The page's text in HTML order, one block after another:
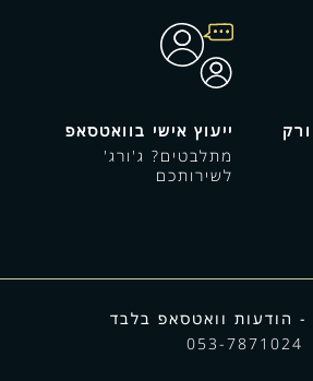
ייעוץ אישי בוואטסאפ
מתלבטים? ג'ורג'
לשירותכם
- הודעות וואטסאפ בלבד
053-7871024